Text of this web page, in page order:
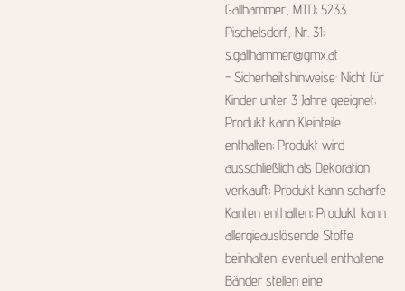
Gallhammer, MTD; 5233
Pischelsdorf, Nr. 31;
s.gallhammer@gmx.at
- Sicherheitshinweise: Nicht für
Kinder unter 3 Jahre geeignet;
Produkt kann Kleinteile
enthalten; Produkt wird
ausschließlich als Dekoration
verkauft; Produkt kann scharfe
Kanten enthalten; Produkt kann
allergieauslösende Stoffe
beinhalten; eventuell enthaltene
Bänder stellen eine